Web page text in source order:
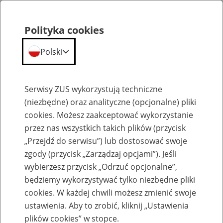
Emerytury
Baza zlikwidowanych lub
przekształconych zakładów pracy
Polityka cookies
Polski
Serwisy ZUS wykorzystują techniczne
(niezbędne) oraz analityczne (opcjonalne) pliki
cookies. Możesz zaakceptować wykorzystanie
przez nas wszystkich takich plików (przycisk
„Przejdź do serwisu”) lub dostosować swoje
zgody (przycisk „Zarządzaj opcjami”). Jeśli
wybierzesz przycisk „Odrzuć opcjonalne”,
będziemy wykorzystywać tylko niezbędne pliki
cookies. W każdej chwili możesz zmienić swoje
ustawienia. Aby to zrobić, kliknij „Ustawienia
plików cookies” w stopce.